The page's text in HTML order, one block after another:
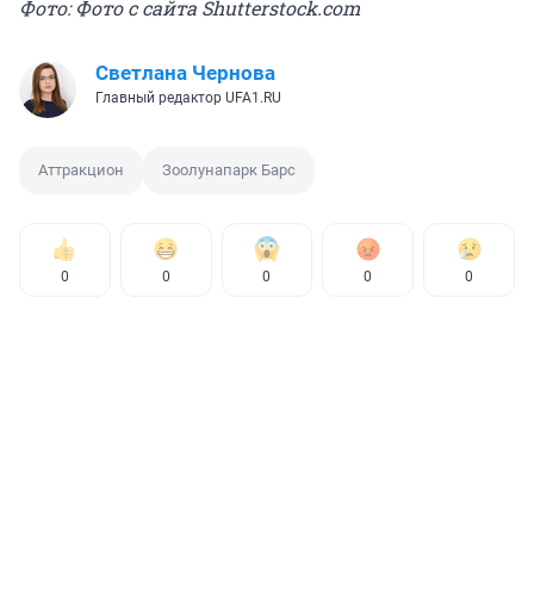
Фото: Фото с сайта Shutterstock.com
Светлана Чернова
Главный редактор UFA1.RU
Аттракцион Зоолунапарк Барс
0 0 0 0 0